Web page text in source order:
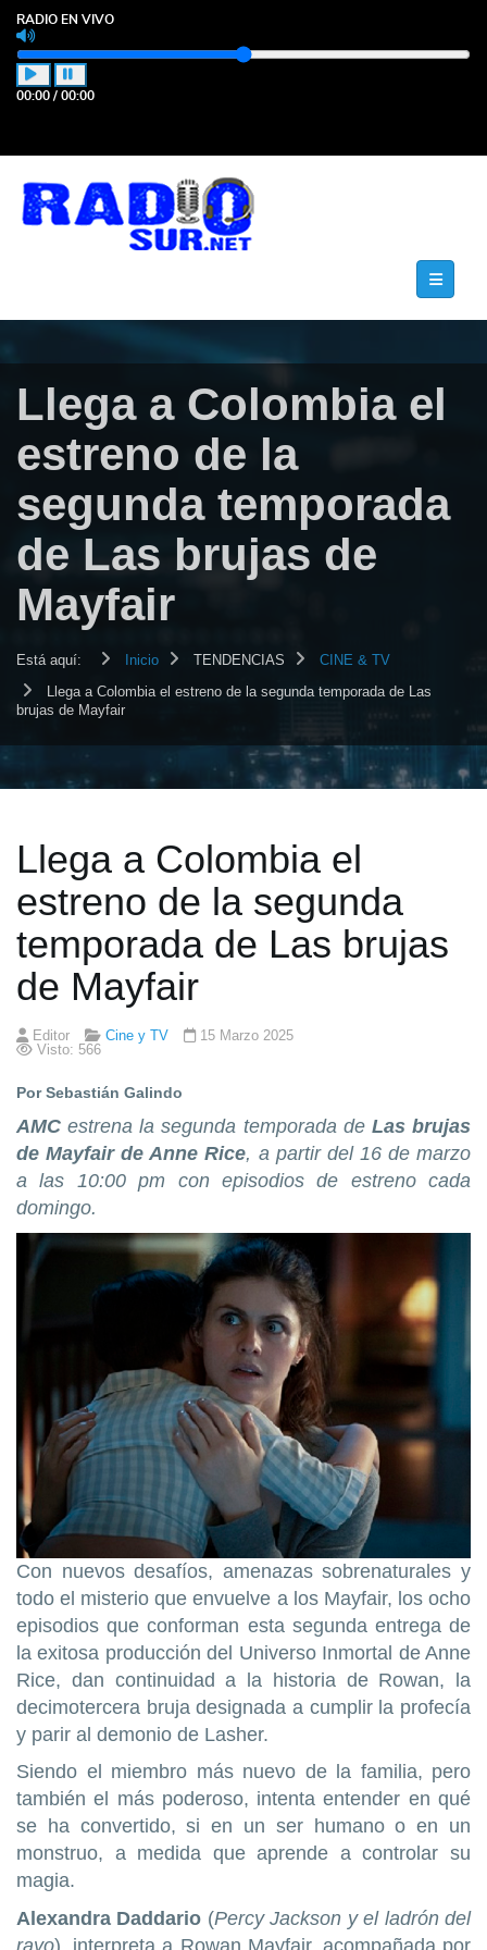
RADIO EN VIVO
00:00 / 00:00
Llega a Colombia el
estreno de la
segunda temporada
de Las brujas de
Mayfair
Está aquí: Inicio TENDENCIAS CINE & TV
Llega a Colombia el estreno de la segunda temporada de Las
brujas de Mayfair
Llega a Colombia el
estreno de la segunda
temporada de Las brujas
de Mayfair
Editor Cine y TV
15 Marzo 2025
Visto: 566
Por Sebastián Galindo
AMCestrena la segunda temporada de Las brujas
de Mayfair de Anne Rice, a partir del 16 de marzo
a las 10:00 pm con episodios de estreno cada
domingo.
Con nuevos desafíos, amenazas sobrenaturales y
todo el misterio que envuelve a los Mayfair, los ocho
episodios que conforman esta segunda entrega de
la exitosa producción del Universo Inmortal de Anne
Rice, dan continuidad a la historia de Rowan, la
decimotercera bruja designada a cumplir la profecía
y parir al demonio de Lasher.
Siendo el miembro más nuevo de la familia, pero
también el más poderoso, intenta entender en qué
se ha convertido, si en un ser humano o en un
monstruo, a medida que aprende a controlar su
magia.
Alexandra Daddario (Percy Jackson y el ladrón del
rayo), interpreta a Rowan Mayfair, acompañada por